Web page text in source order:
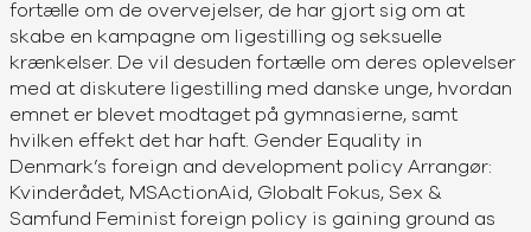
fortælle om de overvejelser, de har gjort sig om at
skabe en kampagne om ligestilling og seksuelle
krænkelser. De vil desuden fortælle om deres oplevelser
med at diskutere ligestilling med danske unge, hvordan
emnet er blevet modtaget på gymnasierne, samt
hvilken effekt det har haft. Gender Equality in
Denmark’s foreign and development policy Arrangør:
Kvinderådet, MSActionAid, Globalt Fokus, Sex &
Samfund Feminist foreign policy is gaining ground as